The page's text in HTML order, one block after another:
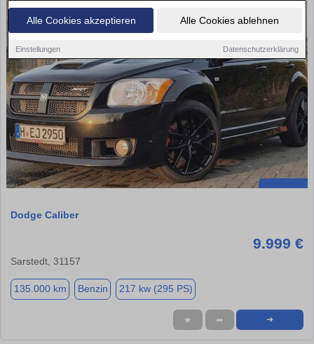
Alle Cookies akzeptieren Alle Cookies ablehnen
Einstellungen Datenschutzerklärung
Dodge Caliber
9.999 €
Sarstedt, 31157
135.000 km Benzin 217 kw (295 PS)
★ ➦ ➜